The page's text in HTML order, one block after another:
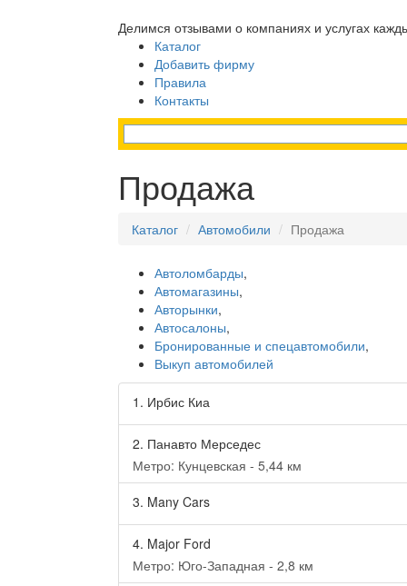
Делимся отзывами о компаниях и услугах
Каталог
Добавить фирму
Правила
Контакты
Продажа
Каталог Автомобили Продажа
Автоломбарды,
Автомагазины,
Авторынки,
Автосалоны,
Бронированные и спецавтомобили,
Выкуп автомобилей
1. Ирбис Киа
2. Панавто Мерседес
Метро: Кунцевская - 5,44 км
3. Many Cars
4. Major Ford
Метро: Юго-Западная - 2,8 км